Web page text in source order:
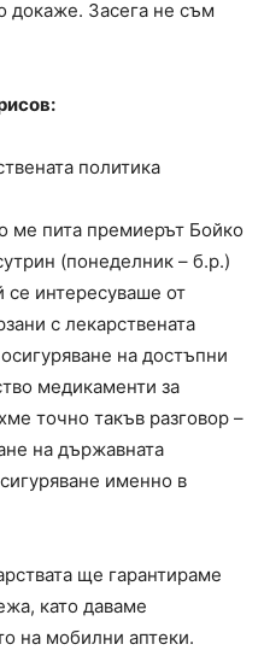
докаже. Засега не съм
политика
ме пита премиерът Бойко
(понеделник – б.р.)
се интересуваше от
с лекарствената
на достъпни
медикаменти за
точно такъв разговор –
на държавната
именно в
ще гарантираме
като даваме
на мобилни аптеки.